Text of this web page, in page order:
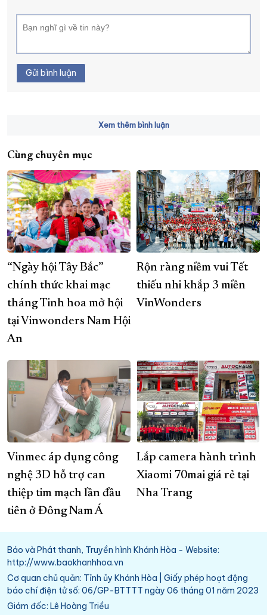
Gửi bình luận
Xem thêm bình luận
Cùng chuyên mục
“Ngày hội Tây Bắc”
chính thức khai mạc
tháng Tinh hoa mở hội
tại Vinwonders Nam Hội
An
Rộn ràng niềm vui Tết
thiếu nhi khắp 3 miền
VinWonders
Vinmec áp dụng công
nghệ 3D hỗ trợ can
thiệp tim mạch lần đầu
tiên ở Đông Nam Á
Lắp camera hành trình
Xiaomi 70mai giá rẻ tại
Nha Trang
Báo và Phát thanh, Truyền hình Khánh Hòa - Website:
http://www.baokhanhhoa.vn
Cơ quan chủ quản: Tỉnh ủy Khánh Hòa | Giấy phép hoạt động
báo chí điện tử số: 06/GP-BTTTT ngày 06 tháng 01 năm 2023
Giám đốc: Lê Hoàng Triều